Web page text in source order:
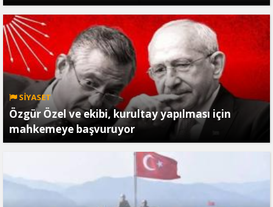
SİYASET
Özgür Özel ve ekibi, kurultay yapılması için
mahkemeye başvuruyor